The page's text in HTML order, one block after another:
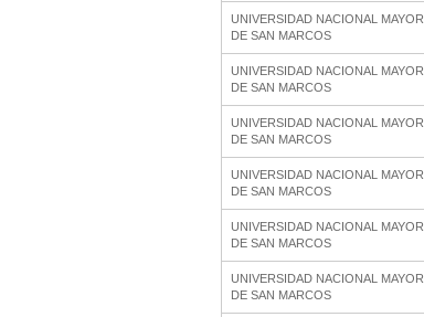
UNIVERSIDAD NACIONAL MAYOR
DE SAN MARCOS
UNIVERSIDAD NACIONAL MAYOR
DE SAN MARCOS
UNIVERSIDAD NACIONAL MAYOR
DE SAN MARCOS
UNIVERSIDAD NACIONAL MAYOR
DE SAN MARCOS
UNIVERSIDAD NACIONAL MAYOR
DE SAN MARCOS
UNIVERSIDAD NACIONAL MAYOR
DE SAN MARCOS